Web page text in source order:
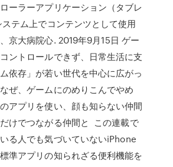
ーラーアプリケーション（タブレ
テム上でコンテンツとして使用
京大病院心. 2019年9月15日 ゲー
ントロールできず、日常生活に支
依存」が若い世代を中心に広がっ
ぜ、ゲームにのめりこんでやめ
アプリを使い、顔も知らない仲間
けでつながる仲間と この連載で
る人でも気づいていないiPhone
準アプリの知られざる便利機能を